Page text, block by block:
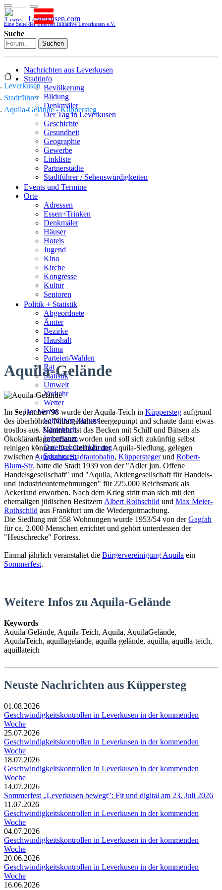
Leverkusen.com
Eine Seite der Internet Initiative Leverkusen e.V.
Suche
Suchen
Nachrichten aus Leverkusen
Stadtinfo
Bevölkerung
Bildung
Denkmäler
Der Tag in Leverkusen
Geschichte
Gesundheit
Geographie
Gewerbe
Linkliste
Partnerstädte
Stadtführer / Sehenswürdigkeiten
Stadtplan
Sport
Who is who
Wohnen
Events und Termine
Orte
Adressen
Essen+Trinken
Denkmäler
Häuser
Hotels
Jugend
Kino
Kirche
Kongresse
Kultur
Senioren
Stadtführer
Straßen
Politik + Statistik
Abgeordnete
Ämter
Bezirke
Haushalt
Klima
Parteien/Wahlen
Rat
Statistik
Umwelt
Verkehr
Wetter
Der Verein
Schreiben Sie uns
Gästebuch
Impressum
Datenschutzerklärung
Sponsoren
Leverkusen
Stadtführer
Aquila-Gelände - Küppersteg
Aquila-Gelände
Im September '98 wurde der Aquila-Teich in Küppersteg aufgrund
des überhöhten Nitratgehaltes leergepumpt und schaute dann etwas
trostlos aus. Nunmehr ist das Becken mit Schilf und Binsen als
Ökokläranlage beflanzt worden und soll sich zukünftig selbst
reinigen können. Das Gelände der Aquila-Siedlung, gelegen
zwischen Autobahn,Stadtautobahn, Küpperstegerund Robert-
Blum-Str. hatte die Stadt 1939 von der "Adler jun. Offene
Handelsgesellschaft" und "Aquila, Aktiengesellschaft für Handels-
und Industrieunternehmungen" für 225.000 Reichsmark als
Ackerland erworben. Nach dem Krieg stritt man sich mit den
ehemaligen jüdischen Besitzern Albert Rothschild und Max Meier-
Rothschild aus Frankfurt um die Wiedergutmachung.
Die Siedlung mit 558 Wohnungen wurde 1953/54 von derGagfah
für ca. 2.000 Menschen errichtet und gehört unterdessen der
"Heuschrecke" Fortress.
Einmal jährlich veranstaltet die Bürgervereinigung Aquila ein
Sommerfest.
Weitere Infos zu Aquila-Gelände
Keywords
Aquila-Gelände, Aquila-Teich, Aquila, AquilaGelände,
AquilaTeich, aquillagelände, aquilla-gelände, aquilla, aquilla-teich,
aquillateich
Neuste Nachrichten aus Küppersteg
01.08.2026
Geschwindigkeitskontrollen in Leverkusen in der kommenden
Woche
25.07.2026
Geschwindigkeitskontrollen in Leverkusen in der kommenden
Woche
18.07.2026
Geschwindigkeitskontrollen in Leverkusen in der kommenden
Woche
14.07.2026
Sommerfest „Leverkusen bewegt": Fit und digital am 23. Juli 2026
11.07.2026
Geschwindigkeitskontrollen in Leverkusen in der kommenden
Woche
04.07.2026
Geschwindigkeitskontrollen in Leverkusen in der kommenden
Woche
20.06.2026
Geschwindigkeitskontrollen in Leverkusen in der kommenden
Woche
16.06.2026